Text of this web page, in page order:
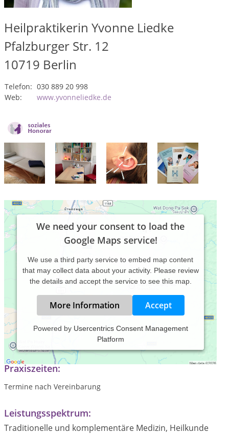
Heilpraktikerin Yvonne Liedke
Pfalzburger Str. 12
10719 Berlin
Telefon: 030 889 20 998
Web:
www.yvonneliedke.de
We need your consent to load the
Google Maps service!
We use a third party service to embed map content
that may collect data about your activity. Please review
the details and accept the service to see this map.
More Information Accept
Powered by Usercentrics Consent Management
Platform
Praxis für Klassische Homöopathie & Ohrakupunktur
Praxiszeiten:
Termine nach Vereinbarung
Leistungsspektrum:
Traditionelle und komplementäre Medizin, Heilkunde